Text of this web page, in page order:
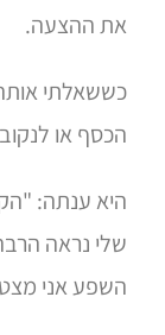
את ההצעה.
כששאלתי
הכסף או
היא ענתה:
שלי נראה
השפע אני